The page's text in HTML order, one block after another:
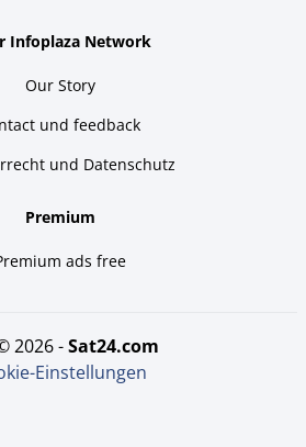
Infoplaza Network
Our Story
und feedback
und Datenschutz
Premium
ads free
2026 - sat24.com
Einstellungen